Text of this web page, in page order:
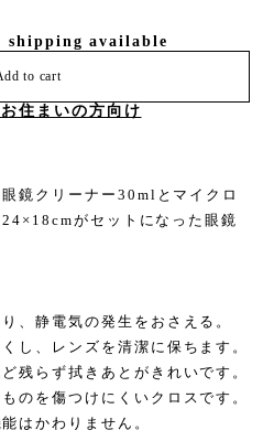
available
to cart
住まいの方向け
鏡クリーナー30mlとマイクロ
がセットになった眼鏡
、静電気の発生をおさえる。
し、レンズを清潔に保ちます。
残らず拭きあとがきれいです。
のを傷つけにくいクロスです。
はかわりません。